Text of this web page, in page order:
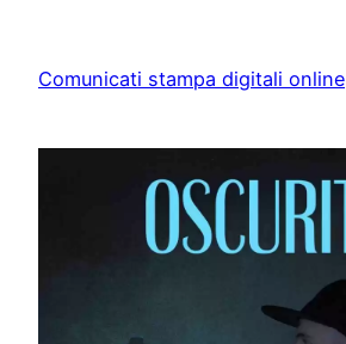
content
Comunicati stampa digitali online